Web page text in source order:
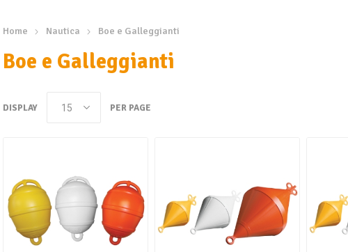
Home Nautica Boe e Galleggianti
Boe e Galleggianti
DISPLAY PER PAGE